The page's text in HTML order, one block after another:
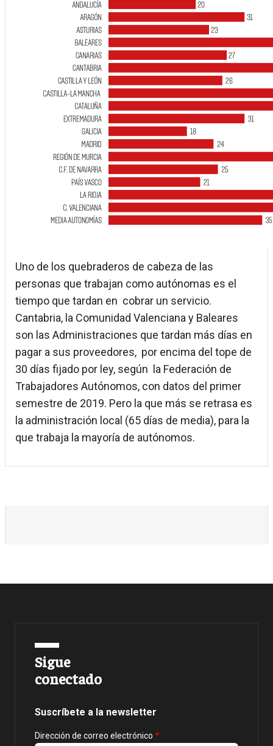
Uno de los quebraderos de cabeza de las
personas que trabajan como autónomas es el
tiempo que tardan en cobrar un servicio.
Cantabria, la Comunidad Valenciana y Baleares
son las Administraciones que tardan más días en
pagar a sus proveedores, por encima del tope de
30 días fijado por ley, según la Federación de
Trabajadores Autónomos, con datos del primer
semestre de 2019. Pero la que más se retrasa es
la administración local (65 días de media), para la
que trabaja la mayoría de autónomos.
Sigue
conectado
Suscríbete a la newsletter
Dirección de correo electrónico